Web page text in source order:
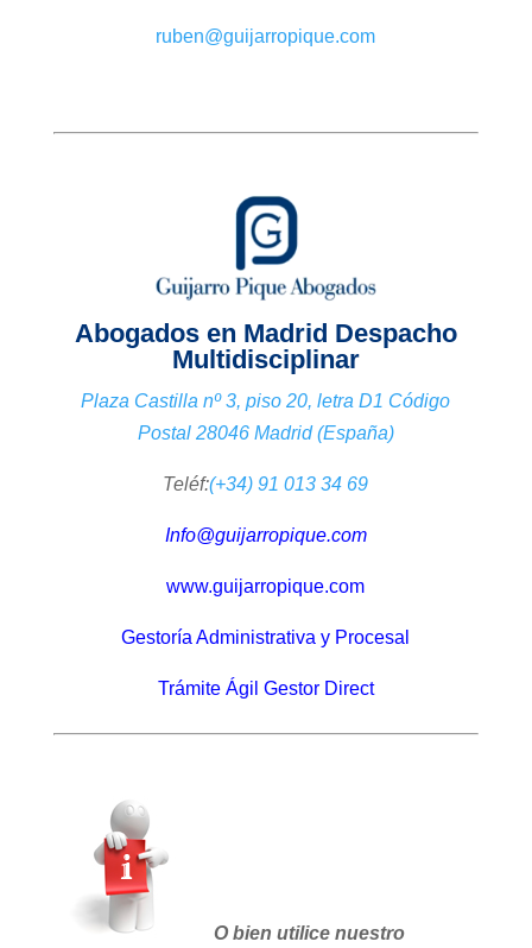
ruben@guijarropique.com
Abogados en Madrid Despacho
Multidisciplinar
Plaza Castilla nº 3, piso 20, letra D1 Código
Postal 28046 Madrid (España)
Teléf:(+34) 91 013 34 69
Info@guijarropique.com
www.guijarropique.com
Gestoría Administrativa y Procesal
Trámite Ágil Gestor Direct
O bien utilice nuestro